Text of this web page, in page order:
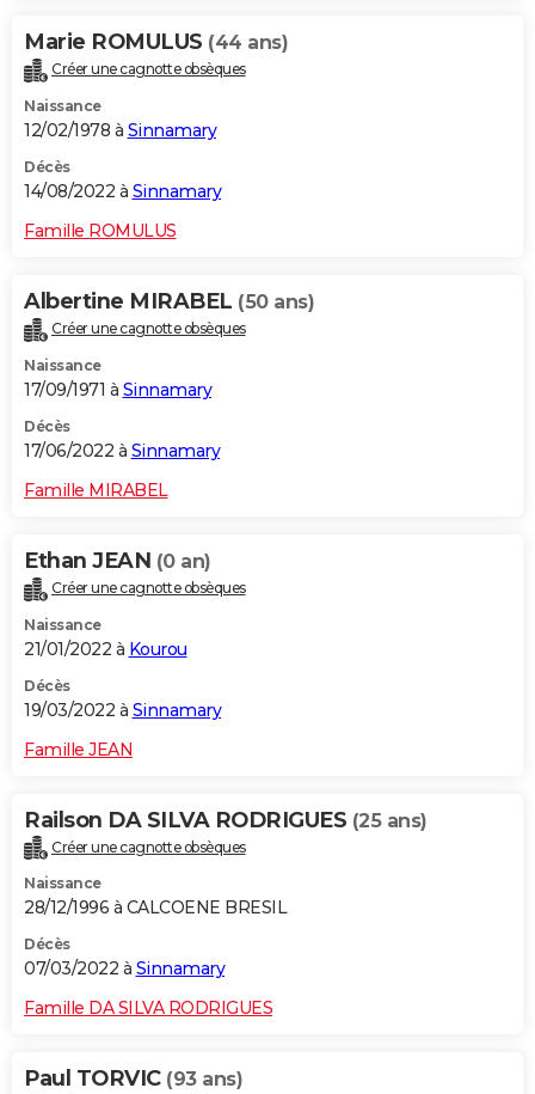
Marie ROMULUS (44 ans)
Créer une cagnotte obsèques
Naissance
12/02/1978 à Sinnamary
Décès
14/08/2022 à Sinnamary
Famille ROMULUS
Albertine MIRABEL (50 ans)
Créer une cagnotte obsèques
Naissance
17/09/1971 à Sinnamary
Décès
17/06/2022 à Sinnamary
Famille MIRABEL
Ethan JEAN (0 an)
Créer une cagnotte obsèques
Naissance
21/01/2022 à Kourou
Décès
19/03/2022 à Sinnamary
Famille JEAN
Railson DA SILVA RODRIGUES (25 ans)
Créer une cagnotte obsèques
Naissance
28/12/1996 à CALCOENE BRESIL
Décès
07/03/2022 à Sinnamary
Famille DA SILVA RODRIGUES
Paul TORVIC (93 ans)